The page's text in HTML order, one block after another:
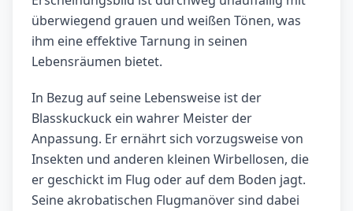
überwiegend grauen und weißen Tönen, was
ihm eine effektive Tarnung in seinen
Lebensräumen bietet.
In Bezug auf seine Lebensweise ist der
Blasskuckuck ein wahrer Meister der
Anpassung. Er ernährt sich vorzugsweise von
Insekten und anderen kleinen Wirbellosen, die
er geschickt im Flug oder auf dem Boden jagt.
Seine akrobatischen Flugmanöver sind dabei